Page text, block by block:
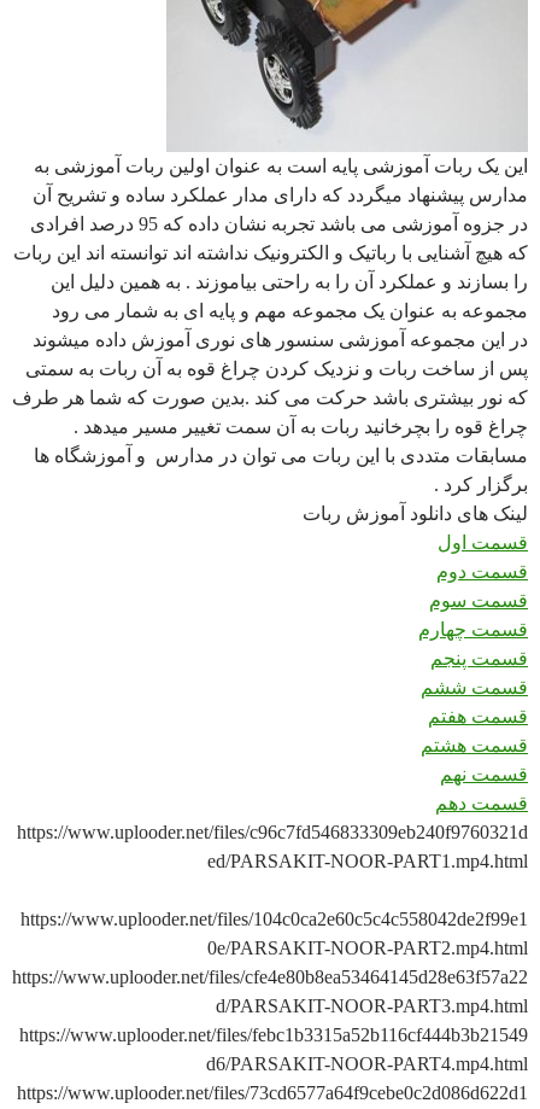
این یک ربات آموزشی پایه است به عنوان اولین ربات آموزشی به
مدارس پیشنهاد میگردد که دارای مدار عملکرد ساده و تشریح آن
در جزوه آموزشی می باشد تجربه نشان داده که 95 درصد افرادی
که هیچ آشنایی با رباتیک و الکترونیک نداشته اند توانسته اند این ربات
را بسازند و عملکرد آن را به راحتی بیاموزند . به همین دلیل این
مجموعه به عنوان یک مجموعه مهم و پایه ای به شمار می رود
در این مجموعه آموزشی سنسور های نوری آموزش داده میشوند
پس از ساخت ربات و نزدیک کردن چراغ قوه به آن ربات به سمتی
که نور بیشتری باشد حرکت می کند .بدین صورت که شما هر طرف
چراغ قوه را بچرخانید ربات به آن سمت تغییر مسیر میدهد .
مسابقات متددی با این ربات می توان در مدارس و آموزشگاه ها
برگزار کرد .
لینک های دانلود آموزش ربات
قسمت اول
قسمت دوم
قسمت سوم
قسمت چهارم
قسمت پنجم
قسمت ششم
قسمت هفتم
قسمت هشتم
قسمت نهم
قسمت دهم
https://www.uplooder.net/files/c96c7fd546833309eb240f9760321d
ed/PARSAKIT-NOOR-PART1.mp4.html
https://www.uplooder.net/files/104c0ca2e60c5c4c558042de2f99e1
0e/PARSAKIT-NOOR-PART2.mp4.html
https://www.uplooder.net/files/cfe4e80b8ea53464145d28e63f57a22
d/PARSAKIT-NOOR-PART3.mp4.html
https://www.uplooder.net/files/febc1b3315a52b116cf444b3b21549
d6/PARSAKIT-NOOR-PART4.mp4.html
https://www.uplooder.net/files/73cd6577a64f9cebe0c2d086d622d1